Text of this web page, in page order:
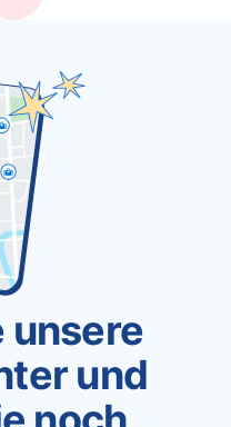
unsere
und